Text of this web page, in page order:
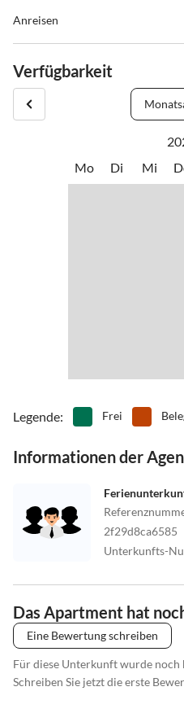
Anreisen
Frau Hemberger und Herr
nehmen Sie bis spätestens eine
telefonisch Kontakt auf, damit
Hinweise zur Buchung
vorgesehenen Behälter.
Die Ferienwohnung eignet sich
Personenzahl. Partys sind nicht
Haustiere sind leider nicht möglich.
Verfügbarkeit
Mo
Di Mi
Legende: Frei
Informationen der
2f29d8ca6585
Unterkunfts-
Das Apartment hat
Eine Bewertung schreiben
Für diese Unterkunft wurde noch
Schreiben Sie jetzt die erste